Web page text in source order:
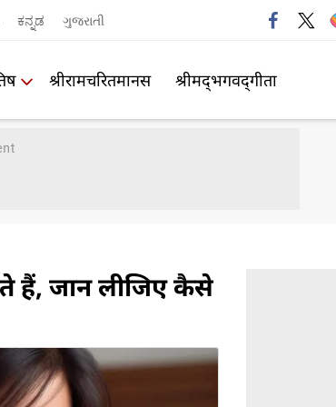
ಕನ್ನಡ ગુજરાતી
श्रीरामचरितमानस श्रीमद्‍भगवद्‍गीता
हैं, जान लीजिए कैसे